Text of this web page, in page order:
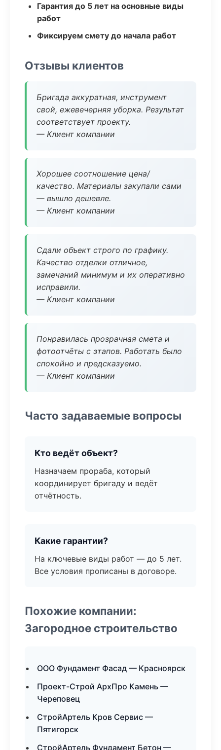
Гарантия до 5 лет на основные виды
работ
Фиксируем смету до начала работ
Отзывы клиентов
Бригада аккуратная, инструмент
свой, ежевечерняя уборка. Результат
соответствует проекту.
— Клиент компании
Хорошее соотношение цена/
качество. Материалы закупали сами
— вышло дешевле.
— Клиент компании
Сдали объект строго по графику.
Качество отделки отличное,
замечаний минимум и их оперативно
исправили.
— Клиент компании
Понравилась прозрачная смета и
фотоотчёты с этапов. Работать было
спокойно и предсказуемо.
— Клиент компании
Часто задаваемые вопросы
Кто ведёт объект?
Назначаем прораба, который
координирует бригаду и ведёт
отчётность.
Какие гарантии?
На ключевые виды работ — до 5 лет.
Все условия прописаны в договоре.
Похожие компании:
Загородное строительство
ООО Фундамент Фасад — Красноярск
Проект-Строй АрхПро Камень —
Череповец
СтройАртель Кров Сервис —
Пятигорск
СтройАртель Фундамент Бетон —